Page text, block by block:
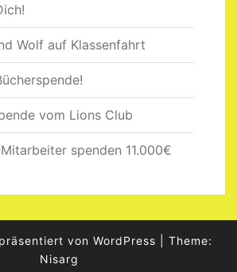
Wolf auf Klassenfahrt
vom Lions Club
spenden 11.000€
von WordPress
Theme:
Nisarg